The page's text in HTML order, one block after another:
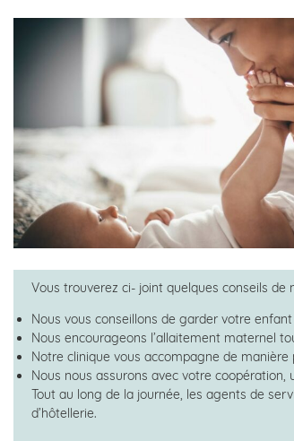
Vous trouverez ci- joint quelques conseils de
Nous vous conseillons de garder votre
Nous encourageons l’allaitement maternel
Notre clinique vous accompagne de
Nous nous assurons avec votre
Tout au long de la journée, les agents de
d’hôtellerie.